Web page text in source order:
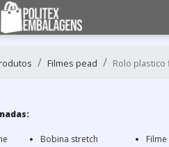
Filmes pead Rolo
Bobina stretch